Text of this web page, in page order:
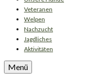
Veteranen
Welpen
Nachzucht
Jagdliches
Aktivitäten
Menü